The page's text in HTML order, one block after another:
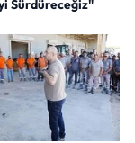
Sürdüreceğiz"